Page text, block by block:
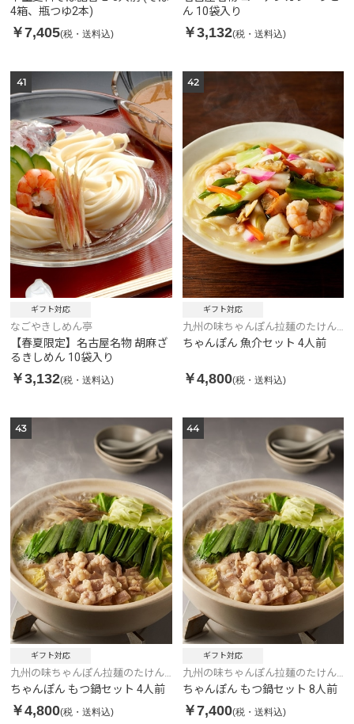
4箱、瓶つゆ2本)
￥7,405(税・送料込)
ん 10袋入り
￥3,132(税・送料込)
41
ギフト対応
なごやきしめん亭
【春夏限定】名古屋名物 胡麻ざ
るきしめん 10袋入り
￥3,132(税・送料込)
42
ギフト対応
九州の味ちゃんぽん拉麺のたけん
こ
ちゃんぽん 魚介セット 4人前
￥4,800(税・送料込)
43
ギフト対応
九州の味ちゃんぽん拉麺のたけん
こ
ちゃんぽん もつ鍋セット 4人前
￥4,800(税・送料込)
44
ギフト対応
九州の味ちゃんぽん拉麺のたけん
こ
ちゃんぽん もつ鍋セット 8人前
￥7,400(税・送料込)